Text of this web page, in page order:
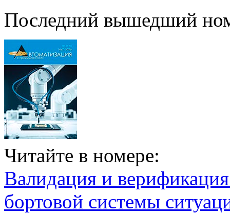
Последний вышедший
Читайте в номере:
Валидация и
бортовой системы